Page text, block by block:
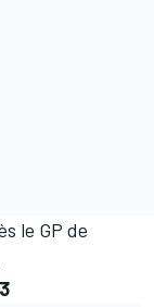
le GP de